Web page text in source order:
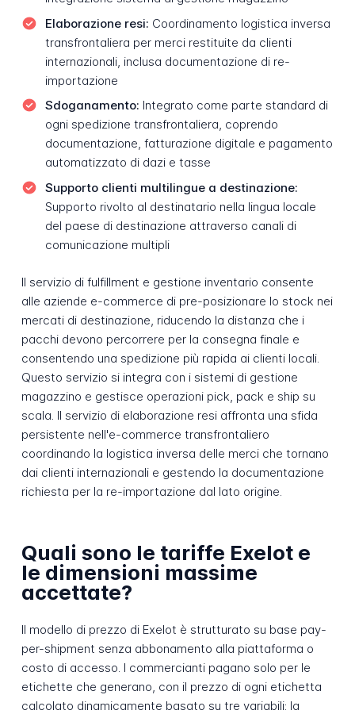
Elaborazione resi: Coordinamento logistica inversa
transfrontaliera per merci restituite da clienti
internazionali, inclusa documentazione di re-
importazione
Sdoganamento: Integrato come parte standard di
ogni spedizione transfrontaliera, coprendo
documentazione, fatturazione digitale e pagamento
automatizzato di dazi e tasse
Supporto clienti multilingue a destinazione:
Supporto rivolto al destinatario nella lingua locale
del paese di destinazione attraverso canali di
comunicazione multipli
Il servizio di fulfillment e gestione inventario consente
alle aziende e-commerce di pre-posizionare lo stock nei
mercati di destinazione, riducendo la distanza che i
pacchi devono percorrere per la consegna finale e
consentendo una spedizione più rapida ai clienti locali.
Questo servizio si integra con i sistemi di gestione
magazzino e gestisce operazioni pick, pack e ship su
scala. Il servizio di elaborazione resi affronta una sfida
persistente nell'e-commerce transfrontaliero
coordinando la logistica inversa delle merci che tornano
dai clienti internazionali e gestendo la documentazione
richiesta per la re-importazione dal lato origine.
Quali sono le tariffe Exelot e
le dimensioni massime
accettate?
Il modello di prezzo di Exelot è strutturato su base pay-
per-shipment senza abbonamento alla piattaforma o
costo di accesso. I commercianti pagano solo per le
etichette che generano, con il prezzo di ogni etichetta
calcolato dinamicamente basato su tre variabili: la